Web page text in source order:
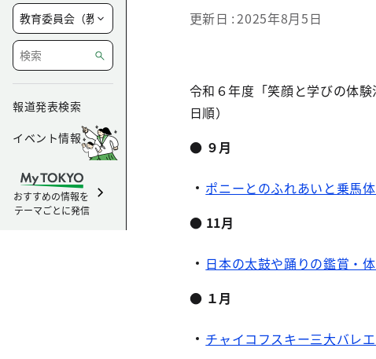
報道発表検索
イベント情報
おすすめの情報を
テーマごとに発信
更新日 2025年8月5日
令和６年度「笑顔と学びの体
日順）
● ９月
ポニーとのふれあいと乗馬
● 11月
日本の太鼓や踊りの鑑賞・
● １月
チャイコフスキー三大バレ